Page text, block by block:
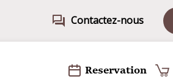
forum Contactez-nous
Reservation